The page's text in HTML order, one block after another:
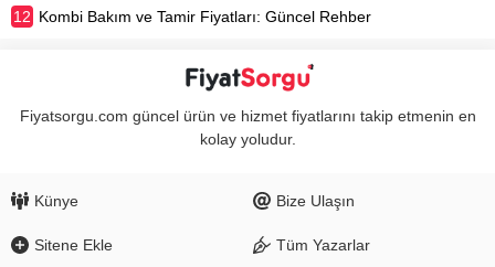
12 Kombi Bakım ve Tamir Fiyatları: Güncel Rehber
Fiyatsorgu.com güncel ürün ve hizmet fiyatlarını takip etmenin en
kolay yoludur.
Künye Bize Ulaşın
Sitene Ekle Tüm Yazarlar